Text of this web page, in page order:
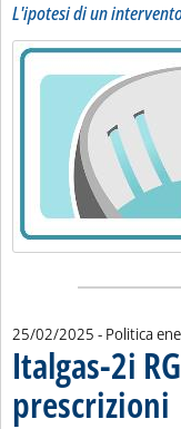
L'ipotesi di un
25/02/2025 - Politica
Italgas-2i
prescrizioni